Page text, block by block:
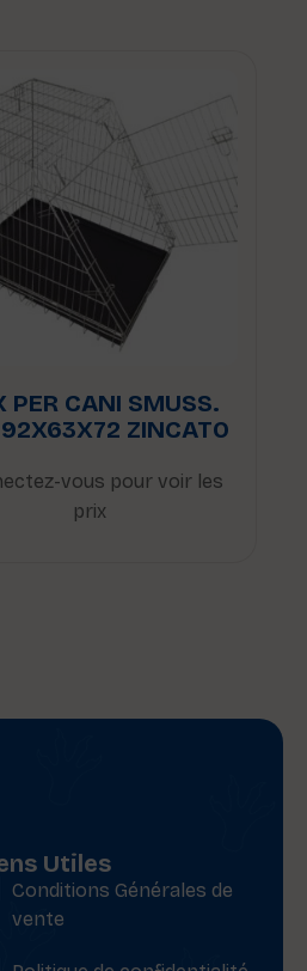
PER CANI SMUSS.
ZINCATO
vous pour voir les
prix
Utiles
Conditions Générales de
vente